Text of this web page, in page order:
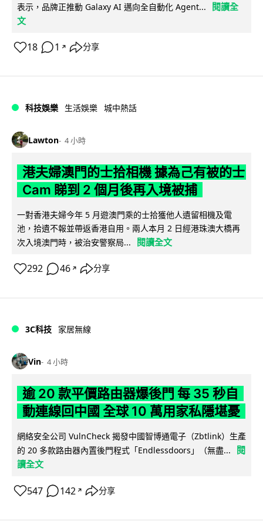
表示，品牌正推動 Galaxy AI 邁向全自動化 Agent...
閱讀全
文
18 1 ↗ 分享
科技娛樂 生活娛樂 城中熱話
Lawton 4 小時
港夫婦澳門的士拾相機 據為己有被的士
Cam 睇到 2 個月後再入境被捕
一對香港夫婦今年 5 月遊澳門乘的士拾獲他人遺留相機及電
池，拾遺不報並帶返香港自用。兩人本月 2 日經港珠澳大橋再
次入境澳門時，被治安警察局...
閱讀全文
292 46 ↗ 分享
3C科技 家居無線
Vin 4 小時
逾 20 款平價路由器爆後門 每 35 秒自
動連線回中國 全球 10 萬用家私隱堪憂
網絡安全公司 VulnCheck 揭發中國智博通電子（Zbtlink）生產
的 20 多款路由器內置後門程式「Endlessdoors」（無盡...
閱
讀全文
547 142 ↗ 分享